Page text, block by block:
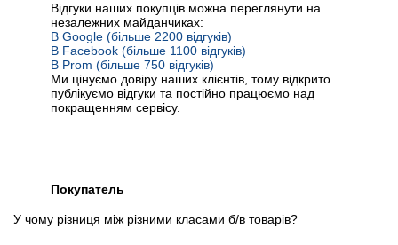
Відгуки наших покупців можна переглянути на
незалежних майданчиках:
В Google (більше 2200 відгуків)
В Facebook (більше 1100 відгуків)
В Prom (більше 750 відгуків)
Ми цінуємо довіру наших клієнтів, тому відкрито
публікуємо відгуки та постійно працюємо над
покращенням сервісу.
Покупатель
У чому різниця між різними класами б/в товарів?